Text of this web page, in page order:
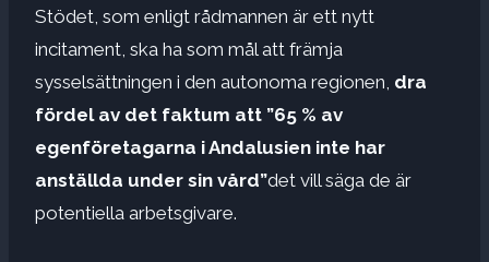
Stödet, som enligt rådmannen är ett nytt
incitament, ska ha som mål att främja
sysselsättningen i den autonoma regionen, dra
fördel av det faktum att ”65 % av
egenföretagarna i Andalusien inte har
anställda under sin vård”det vill säga de är
potentiella arbetsgivare.